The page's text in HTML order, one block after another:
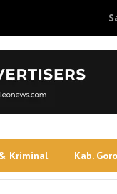
Kriminal Kab.